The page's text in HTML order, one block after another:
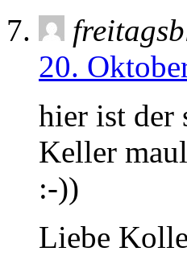
20.
hier ist der
Keller
:-))
Liebe